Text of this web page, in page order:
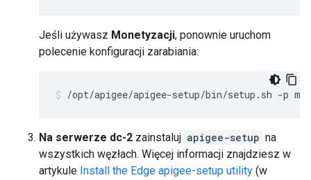
Jeśli używasz Monetyzacji, ponownie uruchom
polecenie konfiguracji zarabiania:
/opt/apigee/apigee-setup/bin/setup.sh -p
Na serwerze dc-2 zainstaluj apigee-setup na
wszystkich węzłach. Więcej informacji znajdziesz w
artykule Install the Edge apigee-setup utility (w